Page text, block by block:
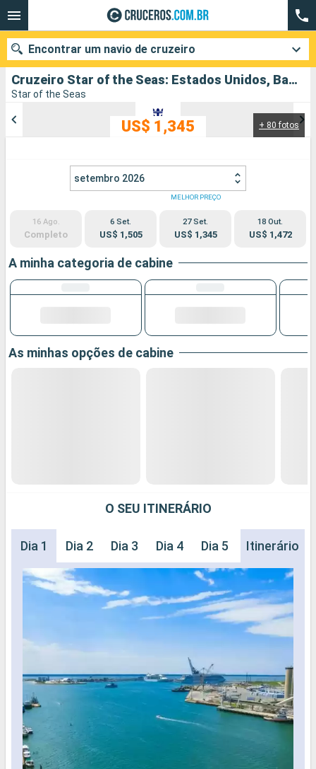
Cruzeiro Star of the Seas: Estados Unidos, Bahamas partindo de Porto Canaveral
Star of the Seas
+ 80 fotos
US$ 1,345
setembro 2026
16 Ago.
Completo
6 Set.
US$ 1,505
MELHOR PREÇO
27 Set.
US$ 1,345
18 Out.
US$ 1,472
A minha categoria de cabine
As minhas opções de cabine
O SEU ITINERÁRIO
Dia 1 Dia 2 Dia 3 Dia 4 Dia 5 Dia 6 Dia
Itinerário
Encontrar um navio de cruzeiro
Companhias
Pesquisar